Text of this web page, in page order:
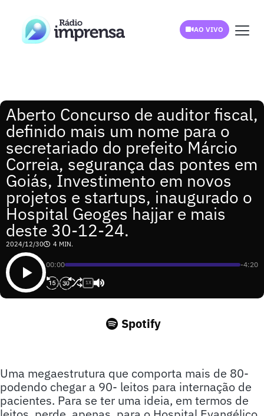
AO VIVO
Aberto Concurso de auditor fiscal,
definido mais um nome para o
secretariado do prefeito Márcio
Correia, segurança das pontes em
Goiás, Investimento em novos
projetos e startups, inaugurado o
Hospital Geoges hajjar e mais
deste 30-12-24.
2024/12/30 4 MIN.
00:00 -4:20
1X
Spotify
Uma megaestrutura que comporta mais de 80-
podendo chegar a 90- leitos para internação de
pacientes. Para se ter uma ideia, em termos de